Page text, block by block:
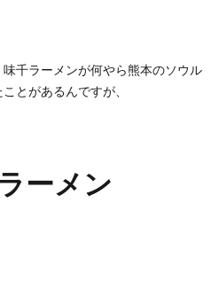
千ラーメンが何やら熊本のソウル
とがあるんですが、
ーメン